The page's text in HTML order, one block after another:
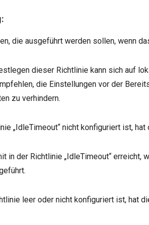
die ausgeführt werden sollen, wenn
dieser Richtlinie kann sich auf
die Einstellungen vor der
zu verhindern.
„IdleTimeout“ nicht konfiguriert ist,
in der Richtlinie „IdleTimeout“
leer oder nicht konfiguriert ist, hat